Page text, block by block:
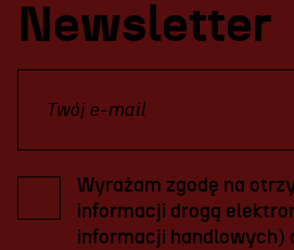
Newsletter
Wyrażam zgodę na
informacji drogą
informacji handlowych)